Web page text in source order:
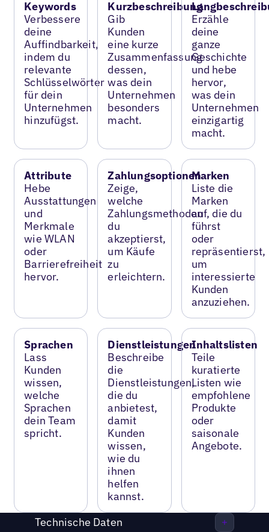
Keywords
Verbessere
deine
Auffindbarkeit,
indem du
relevante
Schlüsselwörter
für dein
Unternehmen
hinzufügst.
Kurzbeschreibung
Gib
Kunden
eine kurze
Zusammenfassung
dessen,
was dein
Unternehmen
besonders
macht.
Erzähle
deine
ganze
Geschichte
und hebe
hervor,
was dein
Unternehmen
einzigartig
macht.
Attribute
Hebe
Ausstattungen
und
Merkmale
wie WLAN
oder
Barrierefreiheit
hervor.
Zahlungsoptionen
Zeige,
welche
Zahlungsmethoden
du
akzeptierst,
um Käufe
zu
erleichtern.
Marken
Liste die
Marken
auf, die du
führst
oder
repräsentierst,
um
interessierte
Kunden
anzuziehen.
Sprachen
Lass
Kunden
wissen,
welche
Sprachen
dein Team
spricht.
Dienstleistungen
Beschreibe
die
Dienstleistungen,
die du
anbietest,
damit
Kunden
wissen,
wie du
ihnen
helfen
kannst.
Inhaltslisten
Teile
kuratierte
Listen wie
empfohlene
Produkte
oder
saisonale
Angebote.
Technische Daten